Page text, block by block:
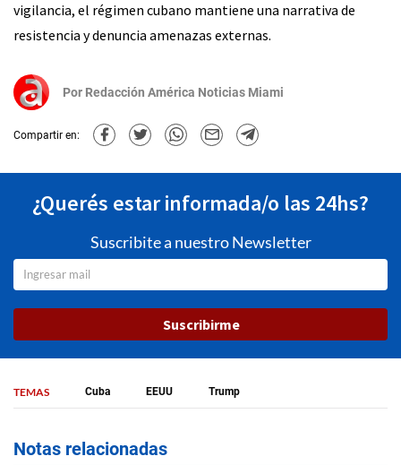
vigilancia, el régimen cubano mantiene una narrativa de
resistencia y denuncia amenazas externas.
Por Redacción América Noticias Miami
Compartir en:
¿Querés estar informada/o las 24hs?
Suscribite a nuestro Newsletter
Suscribirme
TEMAS Cuba EEUU Trump
Notas relacionadas